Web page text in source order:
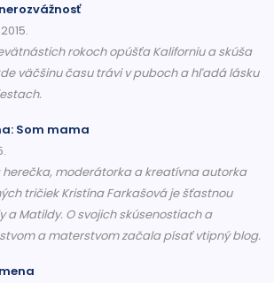
rokoch opúšťa Kaliforniu a skúša
väčšinu času trávi v puboch a hľadá lásku
Som mama
herečka, moderátorka a kreatívna autorka
tričiek Kristína Farkašová je šťastnou
a Matildy. O svojich skúsenostiach a
a materstvom začala písať vtipný blog.